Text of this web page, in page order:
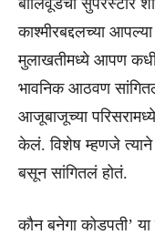
बॉलिवूडचा सुपरस्टार
काश्मीरबद्दलच्या
मुलाखतीमध्ये आपण
भावनिक आठवण
आजूबाजूच्या परिसरामध्ये
केलं. विशेष म्हणजे त्याने
बसून सांगितलं होतं.
कौन बनेगा कोडपती’